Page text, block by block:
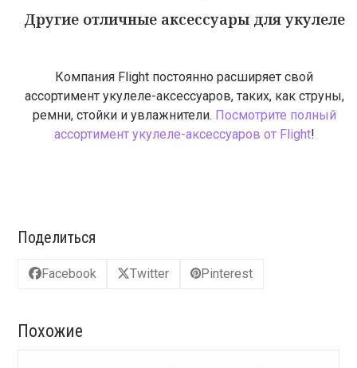
Другие отличные аксессуары для укулеле
Компания Flight постоянно расширяет свой
ассортимент укулеле-аксессуаров, таких, как струны,
ремни, стойки и увлажнители. Посмотрите полный
ассортимент укулеле-аксессуаров от Flight!
Поделиться
Facebook Twitter Pinterest
Похожие